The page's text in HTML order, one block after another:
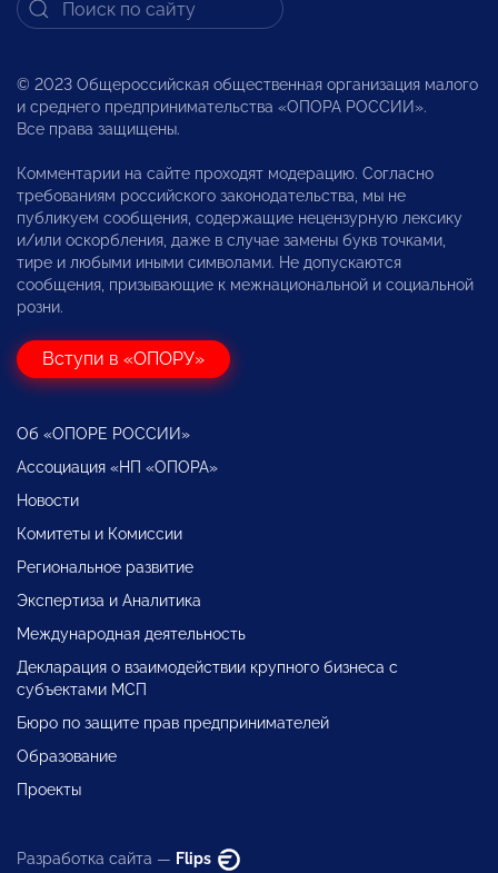
© 2023 Общероссийская общественная организация малого
и среднего предпринимательства «ОПОРА РОССИИ».
Все права защищены.
Комментарии на сайте проходят модерацию. Согласно
требованиям российского законодательства, мы не
публикуем сообщения, содержащие нецензурную лексику
и/или оскорбления, даже в случае замены букв точками,
тире и любыми иными символами. Не допускаются
сообщения, призывающие к межнациональной и социальной
розни.
Вступи в «ОПОРУ»
Об «ОПОРЕ РОССИИ»
Ассоциация «НП «ОПОРА»
Новости
Комитеты и Комиссии
Региональное развитие
Экспертиза и Аналитика
Международная деятельность
Декларация о взаимодействии крупного бизнеса с
субъектами МСП
Бюро по защите прав предпринимателей
Образование
Проекты
Разработка сайта — Flips